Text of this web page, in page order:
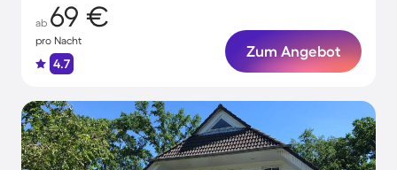
ab 69 €
pro Nacht
4.7
Zum Angebot